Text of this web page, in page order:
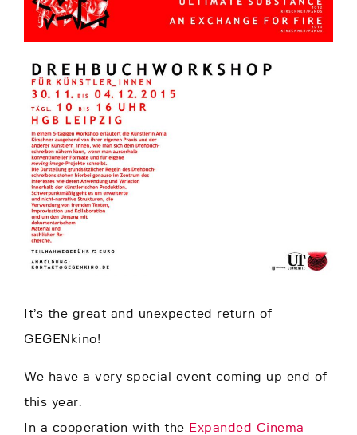
It’s the great and unexpected return of
GEGENkino!
We have a very special event coming up end of
this year.
In a cooperation with the Expanded Cinema